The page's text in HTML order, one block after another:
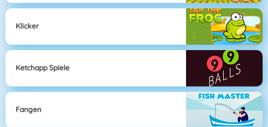
Klicker
Ketchapp Spiele
Fangen